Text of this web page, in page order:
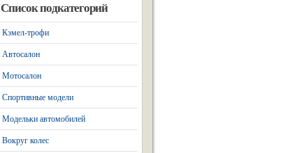
Список подкатегорий
Кэмел-трофи
Автосалон
Мотосалон
Спортивные модели
Модельки автомобилей
Вокруг колес